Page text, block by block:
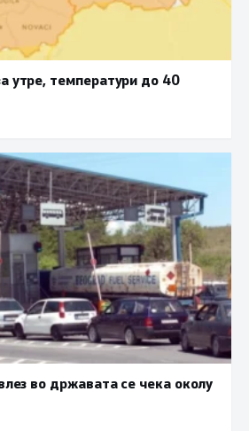
утре, температури до 40
во државата се чека околу